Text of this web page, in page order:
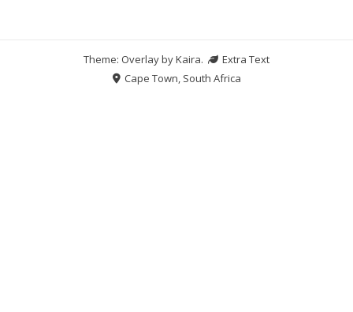
Theme: Overlay byKaira.
Extra Text
Cape Town, South Africa